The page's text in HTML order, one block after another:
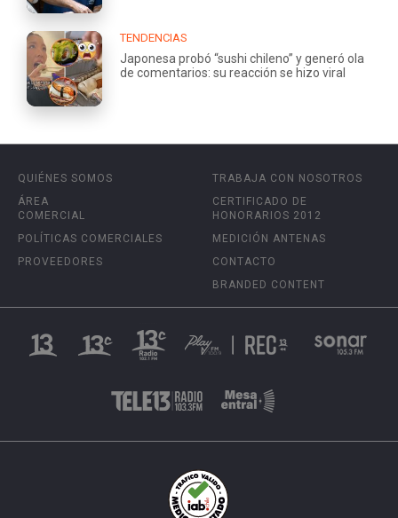
TENDENCIAS
Japonesa probó “sushi chileno” y generó ola
de comentarios: su reacción se hizo viral
QUIÉNES SOMOS
ÁREA
COMERCIAL
POLÍTICAS COMERCIALES
PROVEEDORES
TRABAJA CON NOSOTROS
CERTIFICADO DE
HONORARIOS 2012
MEDICIÓN ANTENAS
CONTACTO
BRANDED CONTENT